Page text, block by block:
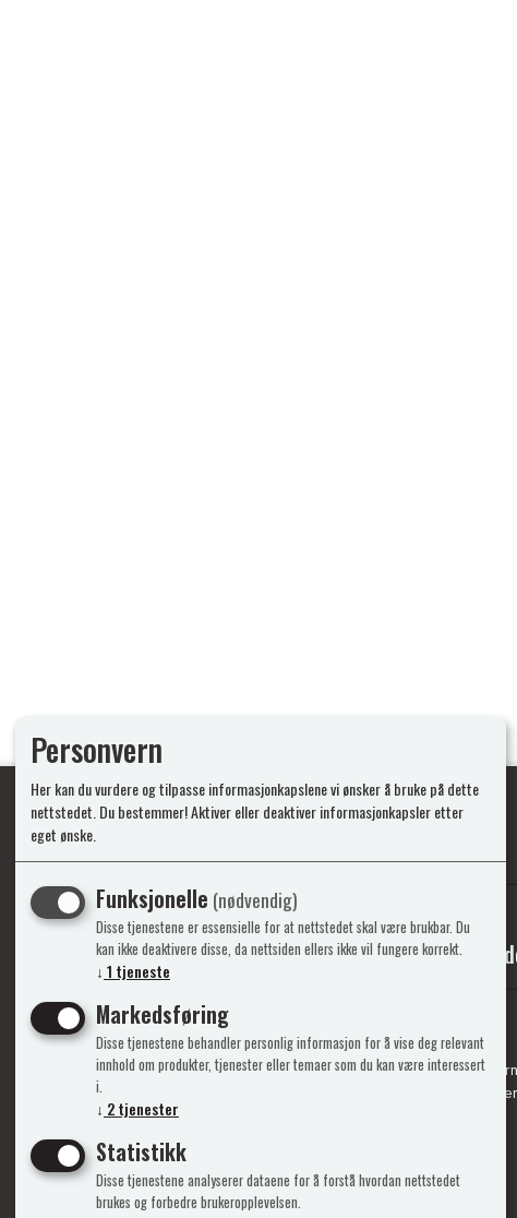
Info
Kontakt Oss
Support&Service
Om Oss
Mine
Vilkår
Personvern
Her kan du vurdere og tilpasse informasjonkapslene vi ønsker å bruke på dette
nettstedet. Du bestemmer! Aktiver eller deaktiver informasjonkapsler etter
eget ønske.
Funksjonelle (nødvendig)
Disse tjenestene er essensielle for at nettstedet skal være brukbar. Du
kan ikke deaktivere disse, da nettsiden ellers ikke vil fungere korrekt.
↓ 1 tjeneste
Markedsføring
Disse tjenestene behandler personlig informasjon for å vise deg relevant
innhold om produkter, tjenester eller temaer som du kan være interessert
i.
↓ 2tjenester
Statistikk
Disse tjenestene analyserer dataene for å forstå hvordan nettstedet
brukes og forbedre brukeropplevelsen.